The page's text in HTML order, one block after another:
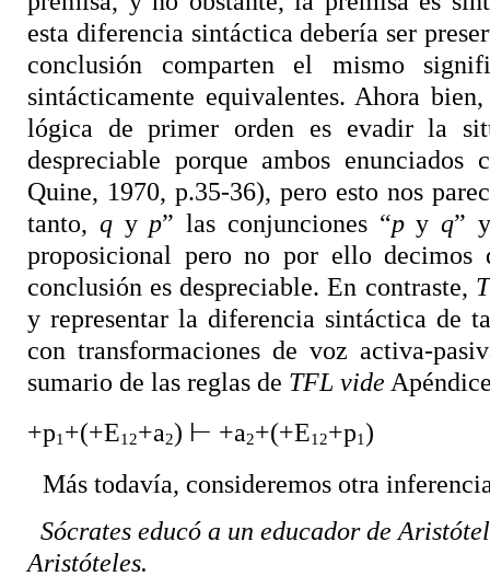
esta diferencia sintáctica debería ser
conclusión comparten el mismo
sintácticamente equivalentes. Ahora
lógica de primer orden es evadir la
despreciable porque ambos
Quine, 1970, p.35-36), pero esto nos
tanto, qy p” las conjunciones “pyq”
proposicional pero no por ello
conclusión es despreciable. En contraste,
y representar la diferencia sintáctica de
con transformaciones de voz activa-
sumario de las reglas de TFL vide
+p1 +(+E12+a2) ⊢ +a2+(+E12+p1)
Más todavía, consideremos otra
Sócrates educó a un educador de
Aristóteles.